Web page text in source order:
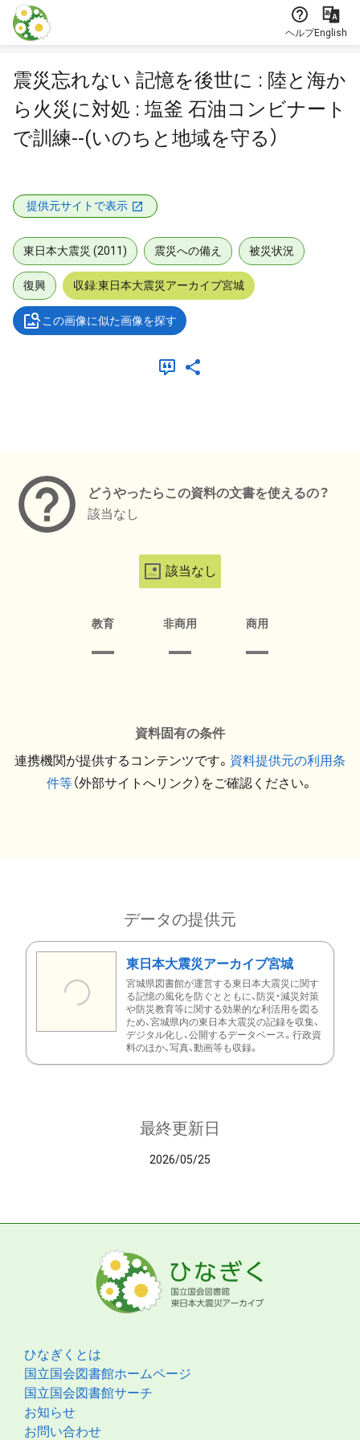
本文に飛ぶ
ヘルプEnglish
震災忘れない 記憶を後世に : 陸と海か
ら火災に対処 : 塩釜 石油コンビナート
で訓練--(いのちと地域を守る）
提供元サイトで表示
東日本大震災 (2011) 震災への備え 被災状況
復興 収録:東日本大震災アーカイブ宮城
この画像に似た画像を探す
どうやったらこの資料の文書を使えるの？
該当なし
該当なし
教育 非商用 商用
資料固有の条件
連携機関が提供するコンテンツです。 資料提供元の利用条
件等（外部サイトへリンク）をご確認ください。
データの提供元
東日本大震災アーカイブ宮城
宮城県図書館が運営する東日本大震災に関す
る記憶の風化を防ぐとともに、防災・減災対策
や防災教育等に関する効果的な利活用を図る
ため、宮城県内の東日本大震災の記録を収集、
デジタル化し、公開するデータベース。行政資
料のほか、写真、動画等も収録。
最終更新日
2026/05/25
ひなぎくとは
国立国会図書館ホームページ
国立国会図書館サーチ
お知らせ
お問い合わせ